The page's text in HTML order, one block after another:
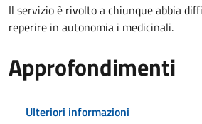
Il servizio è rivolto a chiunque abbia
reperire in autonomia i medicinali.
Approfondimenti
Ulteriori informazioni